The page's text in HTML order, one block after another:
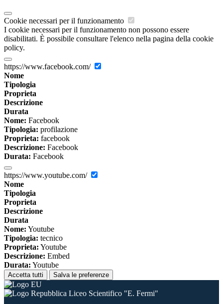
Cookie necessari per il funzionamento
I cookie necessari per il funzionamento non possono essere
disabilitati. È possibile consultare l'elenco nella pagina della cookie
policy.
https://www.facebook.com/
Nome
Tipologia
Proprieta
Descrizione
Durata
Nome: Facebook
Tipologia: profilazione
Proprieta: facebook
Descrizione: Facebook
Durata: Facebook
https://www.youtube.com/
Nome
Tipologia
Proprieta
Descrizione
Durata
Nome: Youtube
Tipologia: tecnico
Proprieta: Youtube
Descrizione: Embed
Durata: Youtube
Accetta tutti Salva le preferenze
Liceo Scientifico "E. Fermi"